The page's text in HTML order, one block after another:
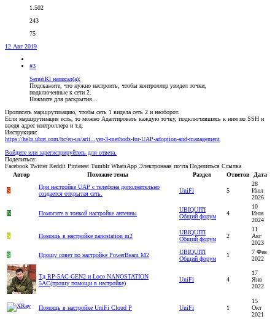
1.502
243
75
12 Авг 2019
#3
SergeiKl написал(а):
Подскажите, что нужно настроить, чтобы контроллер увидел точки,
подключенные к сети 2.
Нажмите для раскрытия...
Прописать маршрутизацию, чтобы сеть 1 видела сеть 2 и наоборот.
Если маршрутизация есть, то можно Адаптировать каждую точку, подключившись к ним по SSH и
введя адрес контроллера и т.д.
Инструкции:
https://help.ubnt.com/hc/en-us/arti...yer-3-methods-for-UAP-adoption-and-management
Войдите или зарегистрируйтесь для ответа.
Поделиться:
Facebook Twitter Reddit Pinterest Tumblr WhatsApp Электронная почта Поделиться Ссылка
Автор
Похожие темы Раздел Ответов Дата
S
При настройке UAP с телефона дополнительно
создается открытая сеть.
UniFi 5
28
Июл
2026
N Помогите в тонкой настройке антенны
UBIQUITI
Общий форум
4
10
Июн
2024
S Помощь в настройке nanostation m2
UBIQUITI
Общий форум
2
11
Авг
2023
S
Прошу совет по настройке PowerBeam M2
UBIQUITI
Общий форум
1
7 Фев
2022
Тд RP-5AC-GEN2 и Loco NANOSTATION
5AC(прошу помощи в настройке)
UniFi 4
17
Янв
2022
Помощь в настройке UniFi Cloud P UniFi 1
15
Окт
2021